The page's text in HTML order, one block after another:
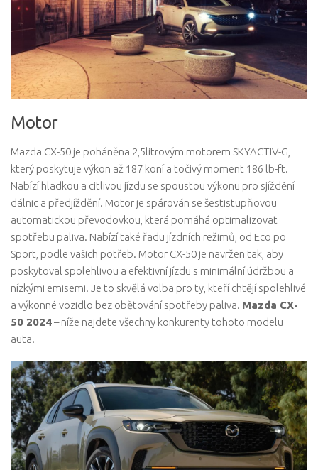
Motor
Mazda CX-50 je poháněna 2,5litrovým motorem SKYACTIV-G,
který poskytuje výkon až 187 koní a točivý moment 186 lb-ft.
Nabízí hladkou a citlivou jízdu se spoustou výkonu pro sjíždění
dálnic a předjíždění. Motor je spárován se šestistupňovou
automatickou převodovkou, která pomáhá optimalizovat
spotřebu paliva. Nabízí také řadu jízdních režimů, od Eco po
Sport, podle vašich potřeb. Motor CX-50 je navržen tak, aby
poskytoval spolehlivou a efektivní jízdu s minimální údržbou a
nízkými emisemi. Je to skvělá volba pro ty, kteří chtějí spolehlivé
a výkonné vozidlo bez obětování spotřeby paliva. Mazda CX-
50 2024– níže najdete všechny konkurenty tohoto modelu
auta.